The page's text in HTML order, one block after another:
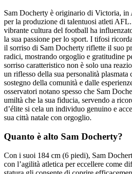
Sam Docherty è originario di Victoria, in
per la produzione di talentuosi atleti AFL.
vibrante cultura del football ha
la sua passione per lo sport. I tifosi
il sorriso di Sam Docherty riflette il suo
radici, mostrando orgoglio e gratitudine
sorriso caratteristico non è solo una
un riflesso della sua personalità plasmata
sostegno della comunità e dalle
osservatori notano spesso che Sam
umiltà che la sua fiducia, servendo a
d’élite si cela un individuo genuino e
sua città natale con orgoglio.
Quanto è alto Sam Docherty?
Con i suoi 184 cm (6 piedi), Sam
con l’agilità atletica per eccellere come